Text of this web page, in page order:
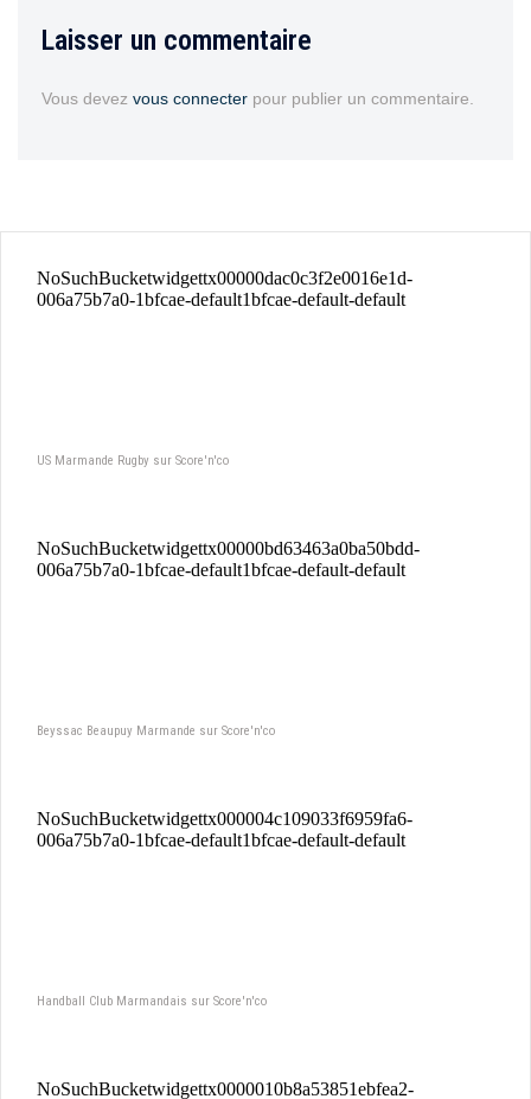
Laisser un commentaire
Vous devez vous connecter pour publier un commentaire.
US Marmande Rugby sur Score'n'co
Beyssac Beaupuy Marmande sur Score'n'co
Handball Club Marmandais sur Score'n'co